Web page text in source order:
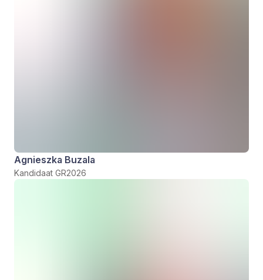
Agnieszka Buzala
Kandidaat GR2026